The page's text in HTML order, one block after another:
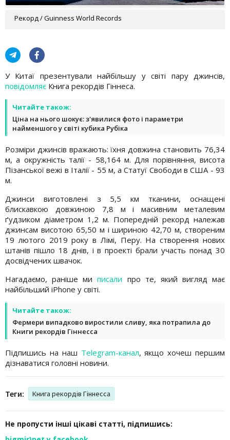
Рекорд / Guinness World Records
У Китаї презентували найбільшу у світі пару джинсів,
повідомляє Книга рекордів Гіннеса.
Читайте також:
Ціна на нього шокує: з'явилися фото і параметри
найменшого у світі кубика Рубіка
Розміри джинсів вражають: їхня довжина становить 76,34
м, а окружність талії - 58,164 м. Для порівняння, висота
Пізанської вежі в Італії - 55 м, а Статуї Свободи в США - 93
м.
Джинси виготовлені з 5,5 км тканини, оснащені
блискавкою довжиною 7,8 м і масивним металевим
ґудзиком діаметром 1,2 м. Попередній рекорд належав
джинсам висотою 65,50 м і шириною 42,70 м, створеним
19 лютого 2019 року в Лімі, Перу. На створення нових
штанів пішло 18 днів, і в проекті брали участь понад 30
досвідчених швачок.
Нагадаємо, раніше миписали про те, який вигляд має
найбільший iPhone у світі.
Читайте також:
Фермери випадково виростили сливу, яка потрапила до
Книги рекордів Гіннесса
Підпишись на наш Telegram-канал, якщо хочеш першим
дізнаватися головні новини.
Теги: Книга рекордів Гіннесса
Не пропусти інші цікаві статті, підпишись: